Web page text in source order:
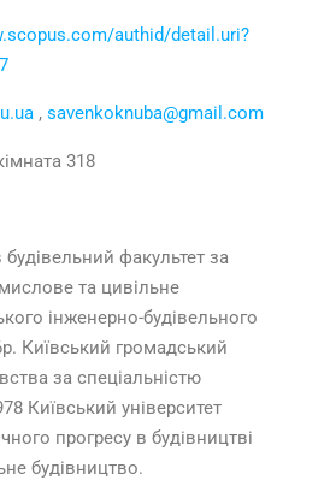
authid/detail.uri?
, savenkoknuba@gmail.com
318
будівельний факультет за
та цивільне
інженерно-будівельного
Київський громадський
за спеціальністю
Київський університет
прогресу в будівництві
будівництво.